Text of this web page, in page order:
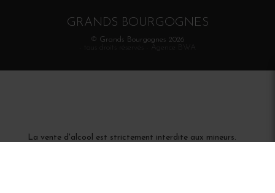
GRANDS BOURGOGNES
© Grands Bourgognes 2026
Agence BWA
La vente d'alcool est strictement interdite aux mineurs.